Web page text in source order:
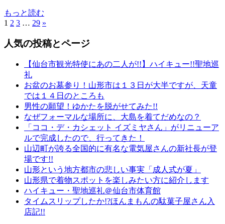
もっと読む
投
稿
1 2 3 … 29 次
記
»
人気の投稿とページ
【仙台市観光特使にあの二人が!!】ハイキュー!!聖地巡
礼
お盆のお墓参り！山形市は１３日が大半ですが、天童
では１４日のところも
男性の願望！ゆかたを脱がせてみた!!
なぜフォーマルな場所に、大島を着てだめなの？
「ココ・デ・カシェット イズミヤさん」がリニューア
ルで完成したので、行ってきた！
山辺町が誇る全国的に有名な電気屋さんの新社長が登
場です!!
山形という地方都市の悲しい事実「成人式が夏」
山形県で着物スポットを楽しみたい方に紹介します
ハイキュー・聖地巡礼＠仙台市体育館
タイムスリップしたか!?ほんまもんの駄菓子屋さん入
店記!!